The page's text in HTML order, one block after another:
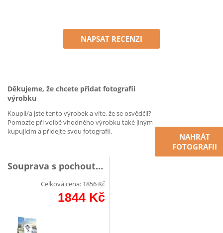
NAPSAT RECENZI
Děkujeme, že chcete přidat fotografii
výrobku
Koupil/a jste tento výrobek a víte, že se osvědčil?
Pomozte při volbě vhodného výrobku také jiným
kupujícím a přidejte svou fotografii.
NAHRÁT
FOTOGRAFII
Souprava s pochoutkou
Celková cena:1856Kč
1844 Kč